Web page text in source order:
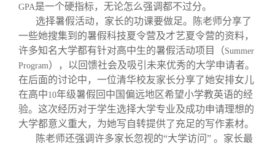
GPA是一个硬指标，无论怎么强调都不过分。
选择暑假活动，家长的功课要做足。陈老师分享了
一些她搜集到的暑假科技夏令营及才艺夏令营的资料，
许多知名大学都有针对高中生的暑假活动项目（Summer
Program），以回馈社会及吸引未来优秀的大学申请者。
在后面的讨论中，一位清华校友家长分享了她安排女儿
在高中10年级暑假回中国偏远地区希望小学教英语的经
验。这次经历对于学生选择大学专业及成功申请理想的
大学都意义重大，为她写自转提供了充足的写作素材。
陈老师还强调许多家长忽视的“大学访问” 。家长最